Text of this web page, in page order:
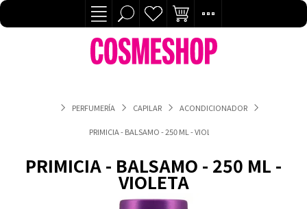
PERFUMERÍA CAPILAR ACONDICIONADOR
PRIMICIA - BALSAMO - 250 ML - VIOLETA
PRIMICIA - BALSAMO - 250 ML -
VIOLETA